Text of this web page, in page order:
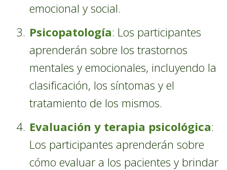
emocional y social.
Psicopatología: Los participantes
aprenderán sobre los trastornos
mentales y emocionales, incluyendo la
clasificación, los síntomas y el
tratamiento de los mismos.
Evaluación y terapia psicológica:
Los participantes aprenderán sobre
cómo evaluar a los pacientes y brindar